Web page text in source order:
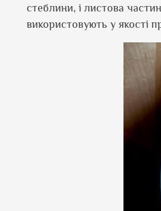
стеблини, і листова
використовують у якості